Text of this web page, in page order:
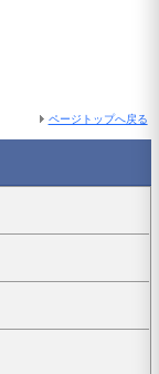
ページトップへ戻る